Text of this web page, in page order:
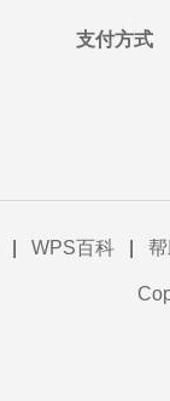
支付方式
WPS百科